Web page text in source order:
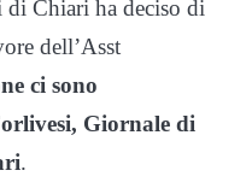
di Chiari ha deciso di
dell’Asst
ci sono
Giornale di
.